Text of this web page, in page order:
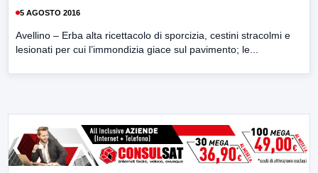
5 AGOSTO 2016
Avellino – Erba alta ricettacolo di sporcizia, cestini stracolmi e
lesionati per cui l’immondizia giace sul pavimento; le...